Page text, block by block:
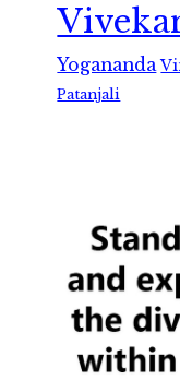
Yogananda
Patanjali